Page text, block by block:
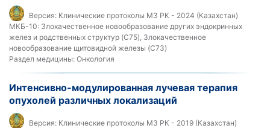
Версия: Клинические протоколы МЗ РК - 2024 (Казахстан)
МКБ-10: Злокачественное новообразование других эндокринных
желез и родственных структур (C75), Злокачественное
новообразование щитовидной железы (C73)
Раздел медицины: Онкология
Интенсивно-модулированная лучевая терапия
опухолей различных локализаций
Версия: Клинические протоколы МЗ РК - 2019 (Казахстан)